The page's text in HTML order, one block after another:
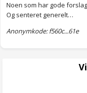
Noen som har gode
Og senteret generelt…
Anonymkode: f560c...61e